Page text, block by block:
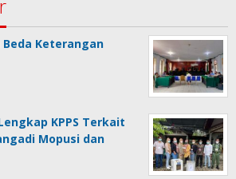
Beda Keterangan
KPPS Terkait
Mopusi dan